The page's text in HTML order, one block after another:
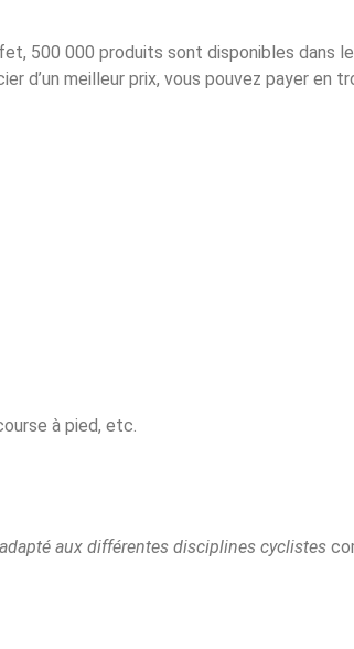
500 000 produits sont disponibles dans
d’un meilleur prix, vous pouvez payer en
à pied, etc.
aux différentes disciplines cyclistes